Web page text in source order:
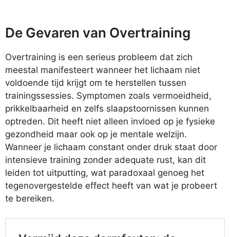
De Gevaren van Overtraining
Overtraining is een serieus probleem dat zich
meestal manifesteert wanneer het lichaam niet
voldoende tijd krijgt om te herstellen tussen
trainingssessies. Symptomen zoals vermoeidheid,
prikkelbaarheid en zelfs slaapstoornissen kunnen
optreden. Dit heeft niet alleen invloed op je fysieke
gezondheid maar ook op je mentale welzijn.
Wanneer je lichaam constant onder druk staat door
intensieve training zonder adequate rust, kan dit
leiden tot uitputting, wat paradoxaal genoeg het
tegenovergestelde effect heeft van wat je probeert
te bereiken.